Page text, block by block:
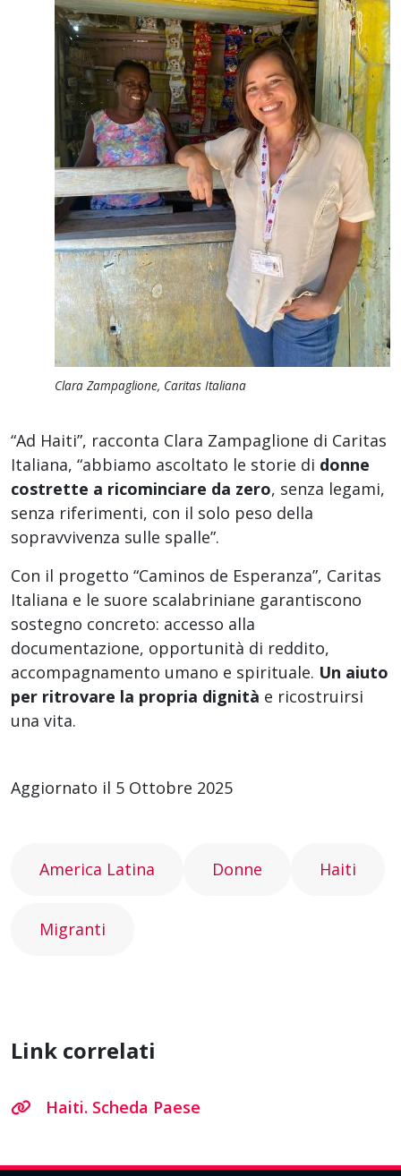
Clara Zampaglione, Caritas Italiana
“Ad Haiti”, racconta Clara Zampaglione di Caritas
Italiana, “abbiamo ascoltato le storie di donne
costrette a ricominciare da zero, senza legami,
senza riferimenti, con il solo peso della
sopravvivenza sulle spalle”.
Con il progetto “Caminos de Esperanza”, Caritas
Italiana e le suore scalabriniane garantiscono
sostegno concreto: accesso alla
documentazione, opportunità di reddito,
accompagnamento umano e spirituale. Un aiuto
per ritrovare la propria dignità e ricostruirsi
una vita.
Aggiornato il 5 Ottobre 2025
America Latina Donne Haiti
Migranti
Link correlati
Haiti. Scheda Paese